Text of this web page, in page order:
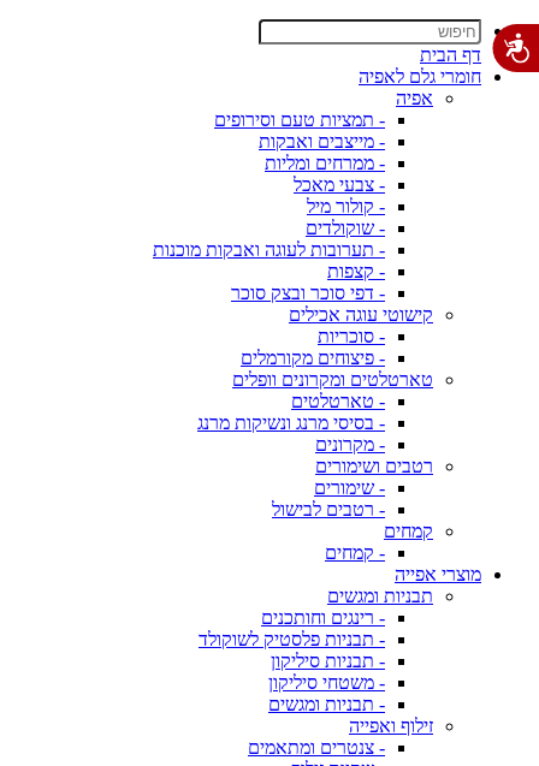
דף הבית
חומרי גלם לאפיה
אפיה
- תמציות טעם וסירופים
- מייצבים ואבקות
- ממרחים ומליות
- צבעי מאכל
- קולור מיל
- שוקולדים
- תערובות לעוגה ואבקות מוכנות
- קצפות
- דפי סוכר ובצק סוכר
קישוטי עוגה אכילים
- סוכריות
- פיצוחים מקורמלים
טארטלטים ומקרונים וופלים
- טארטלטים
- בסיסי מרנג ונשיקות מרנג
- מקרונים
רטבים ושימורים
- שימורים
- רטבים לבישול
קמחים
- קמחים
מוצרי אפייה
תבניות ומגשים
- רינגים וחותכנים
- תבניות פלסטיק לשוקולד
- תבניות סיליקון
- משטחי סיליקון
- תבניות ומגשים
זילוף ואפייה
- צנטרים ומתאמים